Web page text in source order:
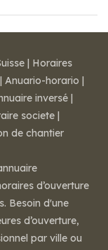
| Horaires
| Anuario-horario |
inversé |
societe |
de chantier
d’ouverture
Besoin d'une
d’ouverture,
par ville ou